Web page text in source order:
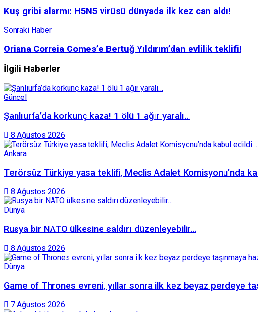
Kuş gribi alarmı: H5N5 virüsü dünyada ilk kez can aldı!
Sonraki Haber
Oriana Correia Gomes’e Bertuğ Yıldırım’dan evlilik teklifi!
İlgili Haberler
Güncel
Şanlıurfa’da korkunç kaza! 1 ölü 1 ağır yaralı…
8 Ağustos 2026
Ankara
Terörsüz Türkiye yasa teklifi, Meclis Adalet Komisyonu’nda
8 Ağustos 2026
Dünya
Rusya bir NATO ülkesine saldırı düzenleyebilir…
8 Ağustos 2026
Dünya
Game of Thrones evreni, yıllar sonra ilk kez beyaz perdeye
7 Ağustos 2026